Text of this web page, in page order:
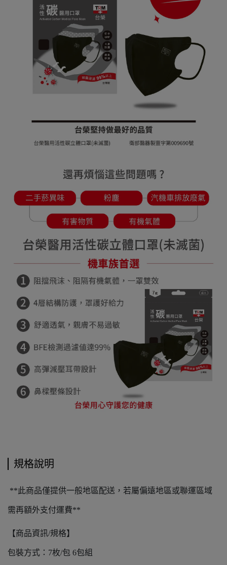
規格說明
**此商品僅提供一般地區配送，若屬偏遠地區或聯運區域
需再額外支付運費**
【商品資訊/規格】
包裝方式：7枚/包 6包組